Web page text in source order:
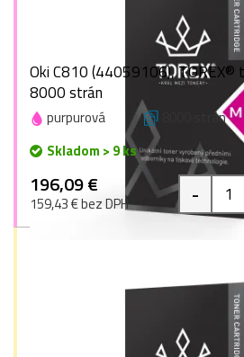
Oki C810 (44059106), TOREX®
8000 strán
purpurová 8000 strán
Skladom > 9 ks
196,09 €
159,43 € bez DPH -